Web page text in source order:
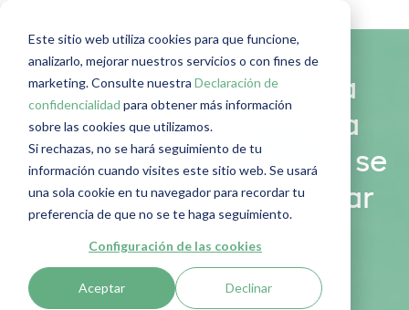
Este sitio web utiliza cookies para que funcione,
analizarlo, mejorar nuestros servicios o con fines de
marketing. Consulte nuestra Declaración de
confidencialidad para obtener más información
sobre las cookies que utilizamos.
Si rechazas, no se hará seguimiento de tu
información cuando visites este sitio web. Se usará
una sola cookie en tu navegador para recordar tu
preferencia de que no se te haga seguimiento.
Configuración de las cookies
Aceptar Declinar
Cumple y automatiza
todo lo relativo con la
LPBC/FT. Para quienes se
toman en serio trabajar
de forma íntegra
RegLab le ayuda a trabajar